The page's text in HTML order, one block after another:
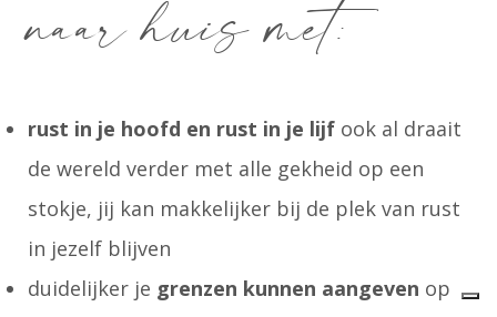
naar huis met:
rust in je hoofd en rust in je lijf ook al draait
de wereld verder met alle gekheid op een
stokje, jij kan makkelijker bij de plek van rust
in jezelf blijven
duidelijker je grenzen kunnen aangeven op